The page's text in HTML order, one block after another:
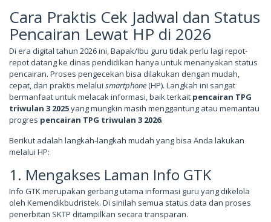
Cara Praktis Cek Jadwal dan Status
Pencairan Lewat HP di 2026
Di era digital tahun 2026 ini, Bapak/Ibu guru tidak perlu lagi repot-
repot datang ke dinas pendidikan hanya untuk menanyakan status
pencairan. Proses pengecekan bisa dilakukan dengan mudah,
cepat, dan praktis melalui smartphone(HP). Langkah ini sangat
bermanfaat untuk melacak informasi, baik terkait pencairan TPG
triwulan 3 2025yang mungkin masih menggantung atau memantau
progres pencairan TPG triwulan 3 2026.
Berikut adalah langkah-langkah mudah yang bisa Anda lakukan
melalui HP:
1. Mengakses Laman Info GTK
Info GTK merupakan gerbang utama informasi guru yang dikelola
oleh Kemendikbudristek. Di sinilah semua status data dan proses
penerbitan SKTP ditampilkan secara transparan.